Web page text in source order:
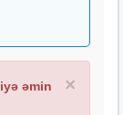
×
əmin